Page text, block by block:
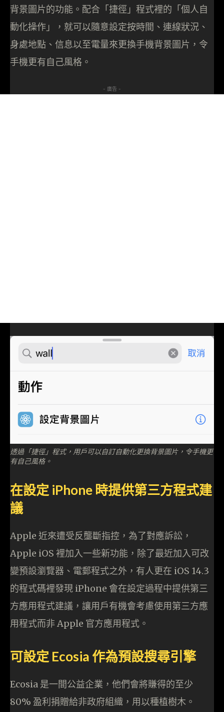
背景圖片的功能。配合「捷徑」程式裡的「個人自
動化操作」，就可以隨意設定按時間、連線狀況、
身處地點、信息以至電量來更換手機背景圖片，令
手機更有自己風格。
- 廣告 -
透過「捷徑」程式，用戶可以自訂自動化更換背景圖片，令手機更
有自己風格。
在設定 iPhone 時提供第三方程式建
議
Apple 近來遭受反壟斷指控，為了對應訴訟，
Apple iOS 裡加入一些新功能，除了最近加入可改
變預設瀏覽器、電郵程式之外，有人更在 iOS 14.3
的程式碼裡發現 iPhone 會在設定過程中提供第三
方應用程式建議，讓用戶有機會考慮使用第三方應
用程式而非 Apple 官方應用程式。
可設定 Ecosia 作為預設搜尋引擎
Ecosia 是一間公益企業，他們會將賺得的至少
80% 盈利捐贈給非政府組織，用以種植樹木。